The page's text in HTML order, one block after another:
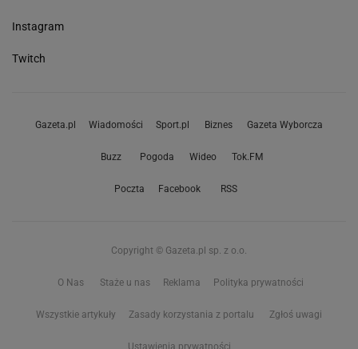
Instagram
Twitch
Gazeta.pl Wiadomości Sport.pl Biznes Gazeta Wyborcza
Buzz Pogoda Wideo Tok.FM
Poczta Facebook RSS
Copyright © Gazeta.pl sp. z o.o.
O Nas Staże u nas Reklama Polityka prywatności
Wszystkie artykuły Zasady korzystania z portalu Zgłoś uwagi
Ustawienia prywatności